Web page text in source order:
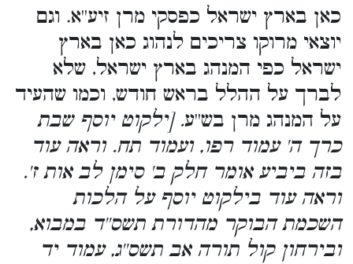
כאן בארץ ישראל כפסקי מרן זיע''א. וגם
יוצאי מרוקו צריכים לנהוג כאן בארץ
ישראל כפי המנהג בארץ ישראל, שלא
לברך על ההלל בראש חודש, וכמו שהעיד
על המנהג מרן בש''ע. [ילקוט יוסף שבת
כרך ה' עמוד רפו, ועמוד תח. וראה עוד
בזה ביביע אומר חלק ב' סימן לב אות ז'.
וראה עוד בילקוט יוסף על הלכות
השכמת הבוקר מהדורת תשס''ד במבוא,
ובירחון קול תורה אב תשס''ג, עמוד יד